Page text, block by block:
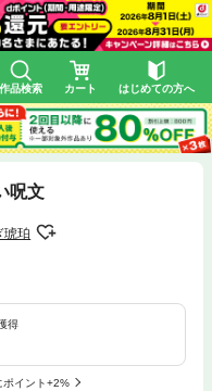
作品検索 カート はじめての方へ
呪文
琥珀
得
ポイント+2%